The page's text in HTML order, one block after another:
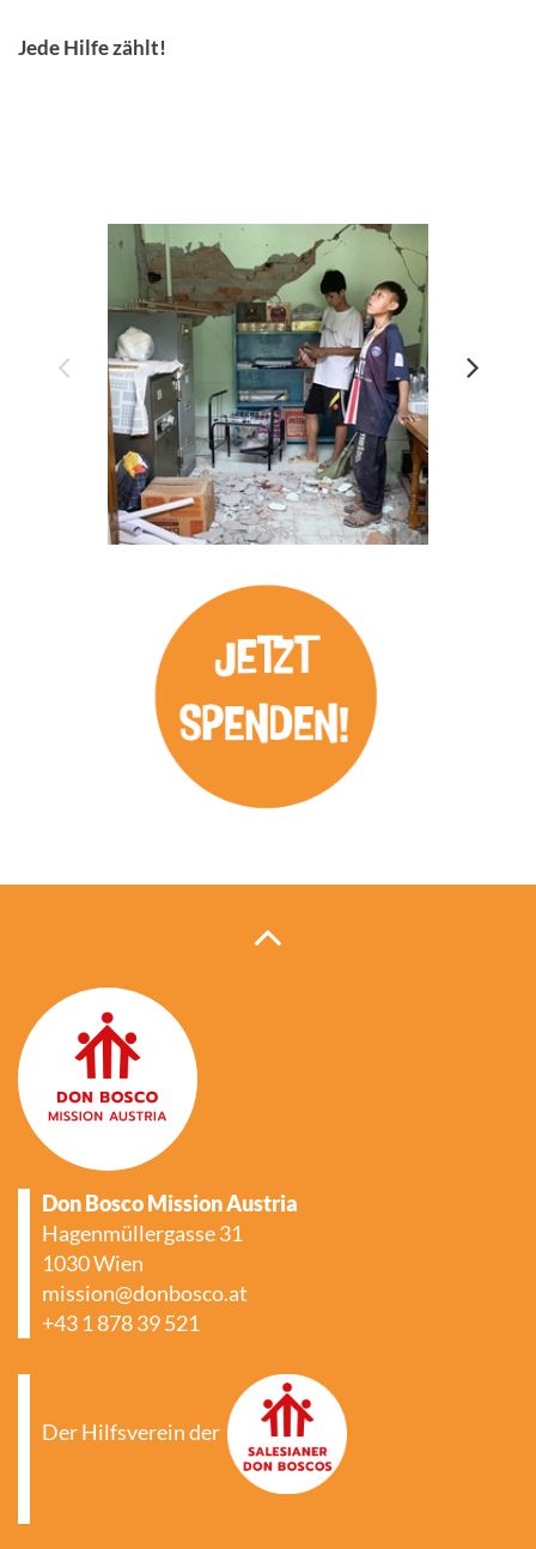
Jede Hilfe zählt!
Don Bosco Mission Austria
Hagenmüllergasse 31
1030 Wien
mission@donbosco.at
+43 1 878 39 521
Der Hilfsverein der